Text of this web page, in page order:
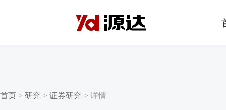
首页 > 研究 > 证券研究 > 详情